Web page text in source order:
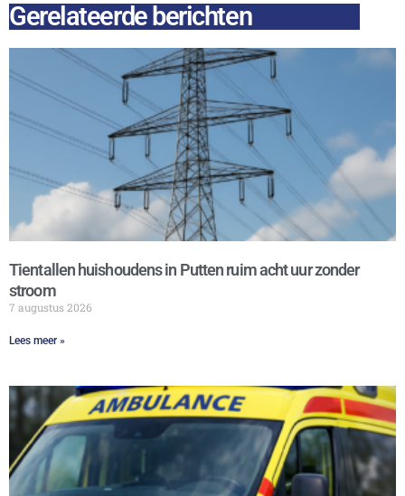
Gerelateerde berichten
Tientallen huishoudens in Putten ruim acht uur zonder
stroom
7 augustus 2026
Lees meer »